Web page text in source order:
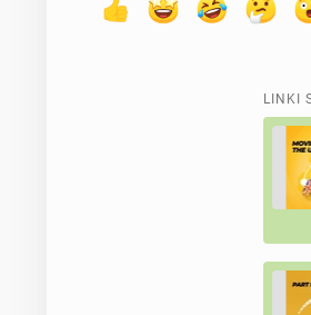
LINKI